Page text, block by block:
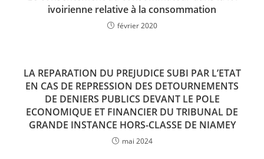
ivoirienne relative à la consommation
février 2020
LA REPARATION DU PREJUDICE SUBI PAR L’ETAT
EN CAS DE REPRESSION DES DETOURNEMENTS
DE DENIERS PUBLICS DEVANT LE POLE
ECONOMIQUE ET FINANCIER DU TRIBUNAL DE
GRANDE INSTANCE HORS-CLASSE DE NIAMEY
mai 2024